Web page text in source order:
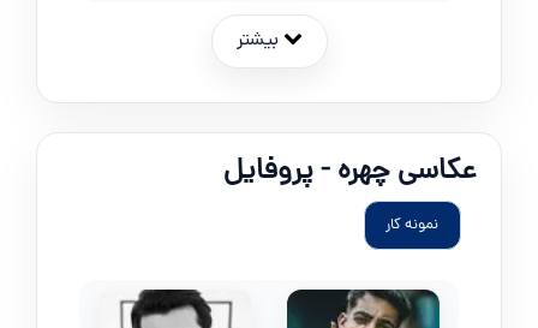
بیشتر
عکاسی چهره - پروفایل
نمونه کار